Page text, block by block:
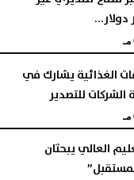
الغذائية يشارك في
للتصدير
العالي يبحثان